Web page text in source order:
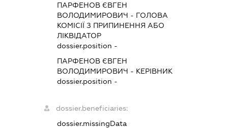
ПАРФЕНОВ ЄВГЕН
ВОЛОДИМИРОВИЧ - ГОЛОВА
КОМІСІЇ З ПРИПИНЕННЯ АБО
ЛІКВІДАТОР
dossier.position -
ПАРФЕНОВ ЄВГЕН
ВОЛОДИМИРОВИЧ - КЕРІВНИК
dossier.position -
dossier.beneficiaries:
dossier.missingData